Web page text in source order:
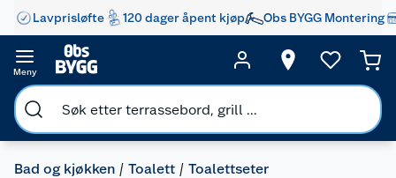
Lavprisløfte 120 dager åpent kjøp Obs BYGG Montering
Meny
Bad og kjøkken Toalett Toalettseter